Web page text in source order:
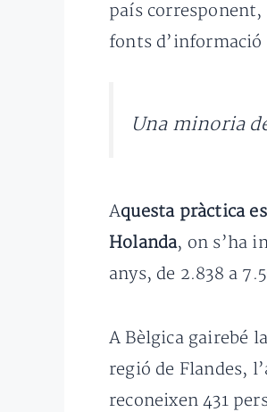
país corresponent,
fonts d’informació
Una minoria
Aquesta pràctica
Holanda, on s’ha
anys, de 2.838 a
A Bèlgica gairebé
regió de Flandes,
reconeixen 431